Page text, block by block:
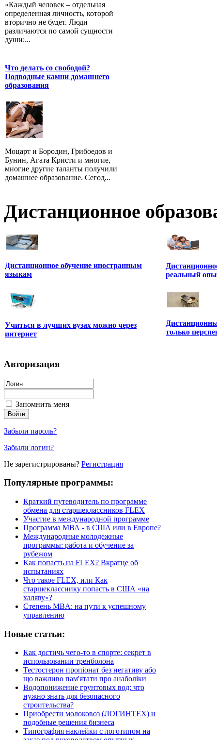
«Каждый человек – отдельная
определенная личность, которой
вторично не будет. Люди
различаются по самой сущности
души;...
Что делать со свободой?
Подводные камни домашнего
образования
Моцарт и Бородин, Грибоедов и
Бунин, Агата Кристи и многие,
многие другие таланты получили
домашнее образование. Сегод...
Дистанционное
Дистанционное обучение иностранным
языкам
реальный
Учиться в лучших вузах можно через
интернет
только
Авторизация
Запомнить меня
Забыли пароль?
Забыли логин?
Не зарегистрированы? Регистрация
Популярные программы:
Краткий путеводитель по программе
обмена для старшеклассников FLEX
Участие в международной программе
Программа МВА - в США или в Европе?
Международные молодежные
программы: работа и обучение за
рубежом
Как попасть на FLEX? Вкратце об
испытаниях
Что такое FLEX, или Как
старшекласснику попасть в США «на
халяву»?
Степень MBA: на пути к успешному
управлению
Новые статьи:
Как достичь чего-то в спорте: секрет в
использовании тренболона
Тестостерон пропіонат без негативу або
що важливо пам'ятати про анаболіки
Водопонижение грунтовых вод: что
нужно знать для безопасного
строительства?
Приобрести молоковоз (ЛОГИНТЕХ) и
подобные решения бизнеса
Типография наклейки с логотипом на